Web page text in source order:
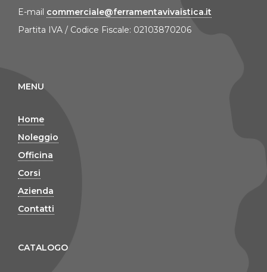
E-mail commerciale@ferramentavivaistica.it
Partita IVA / Codice Fiscale: 02103870206
MENU
Home
Noleggio
Officina
Corsi
Azienda
Contatti
CATALOGO